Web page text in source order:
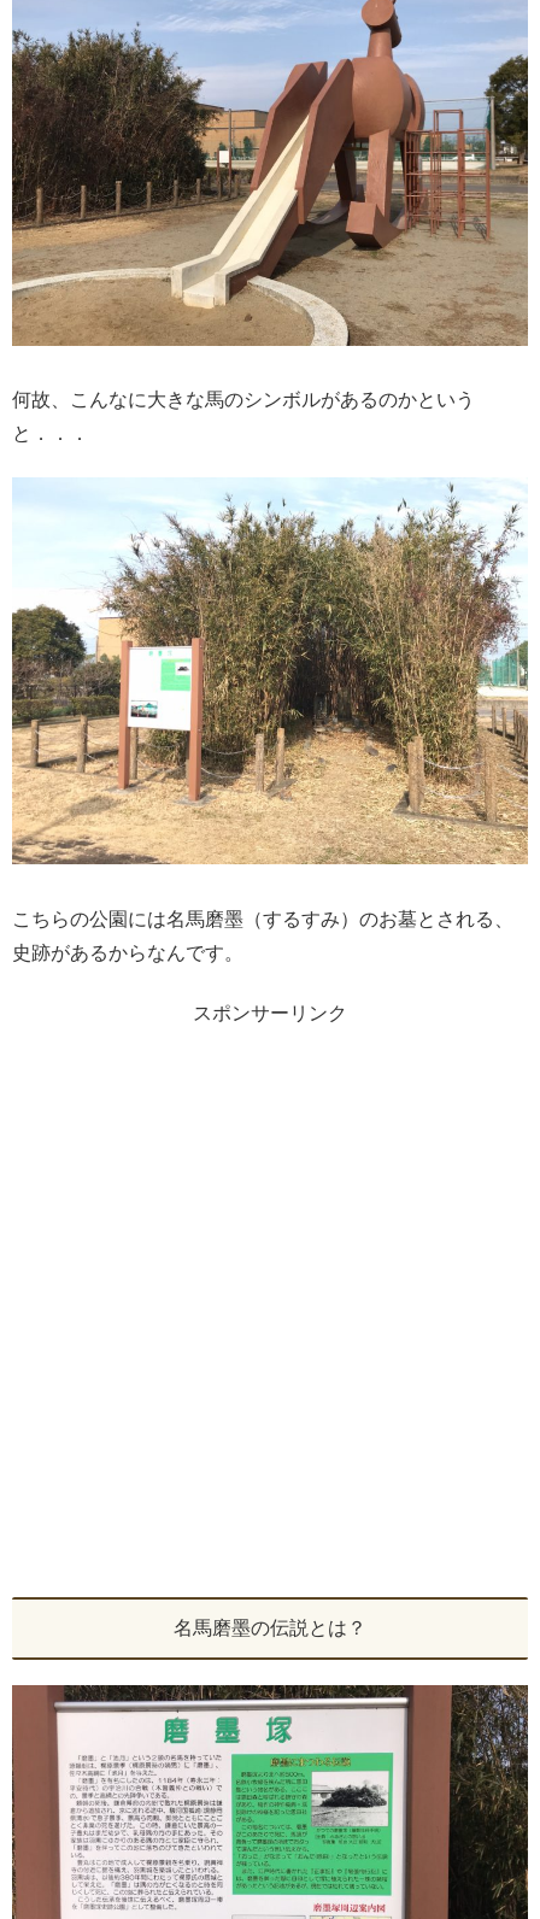
何故、こんなに大きな馬のシンボルがあるのかという
と．．．
こちらの公園には名馬磨墨（するすみ）のお墓とされる、
史跡があるからなんです。
スポンサーリンク
名馬磨墨の伝説とは？